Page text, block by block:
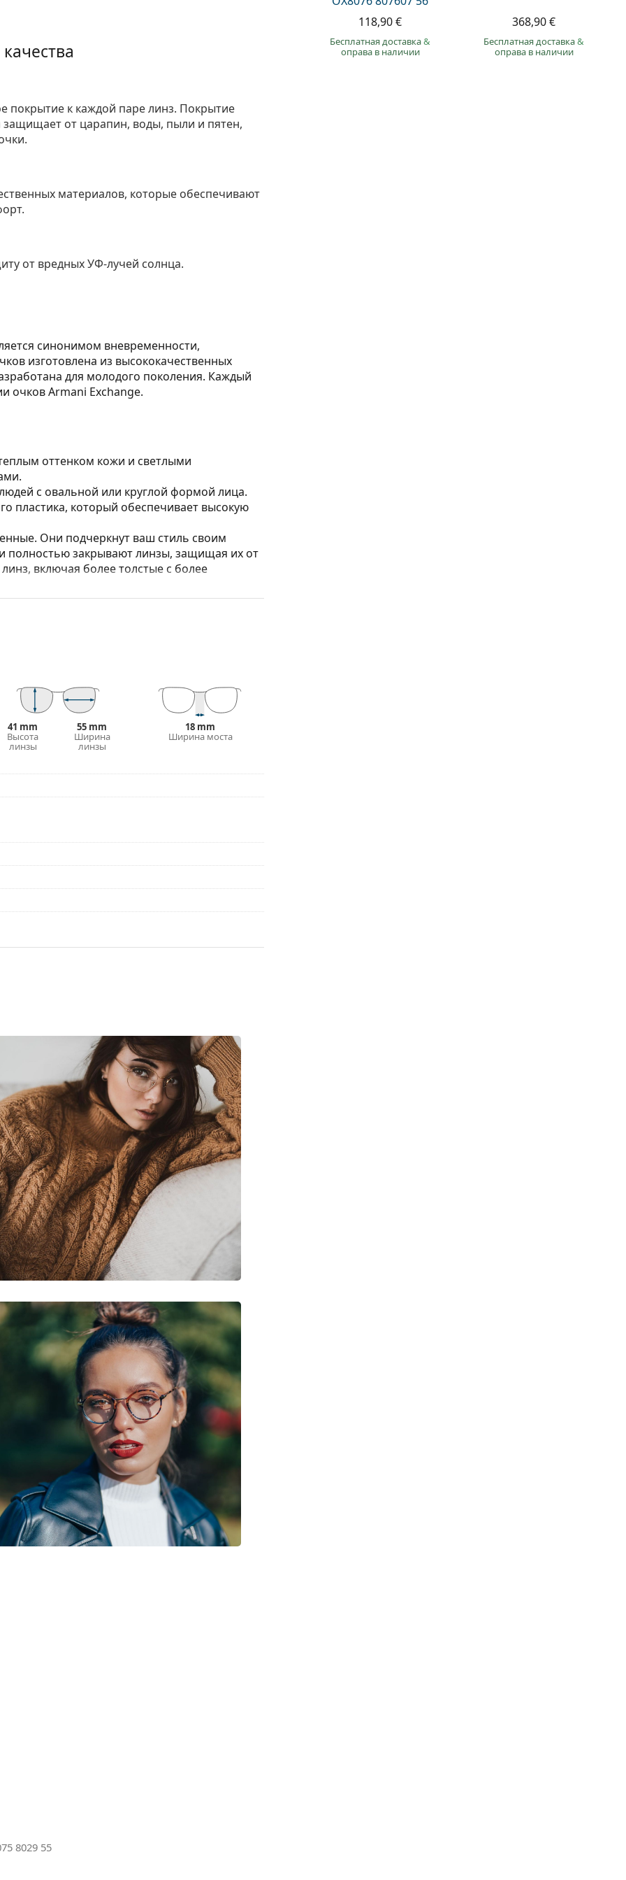
118,90 €
Бесплатная доставка&
оправа в наличии
368,90 €
Бесплатная доставка&
оправа в наличии
покрытие к каждой паре линз. Покрытие
от царапин, воды, пыли и пятен,
материалов, которые обеспечивают
от вредных УФ-лучей солнца.
синонимом вневременности,
изготовлена из высококачественных
для молодого поколения. Каждый
очков Armani Exchange.
оттенком кожи и светлыми
с овальной или круглой формой лица.
пластика, который обеспечивает высокую
Они подчеркнут ваш стиль своим
закрывают линзы, защищая их от
включая более толстые с более
стилей, или ознакомьтесь с нашим
инструкцию.
41 mm
Высота
линзы
55 mm
Ширина
линзы
18 mm
Ширина моста
8029 55